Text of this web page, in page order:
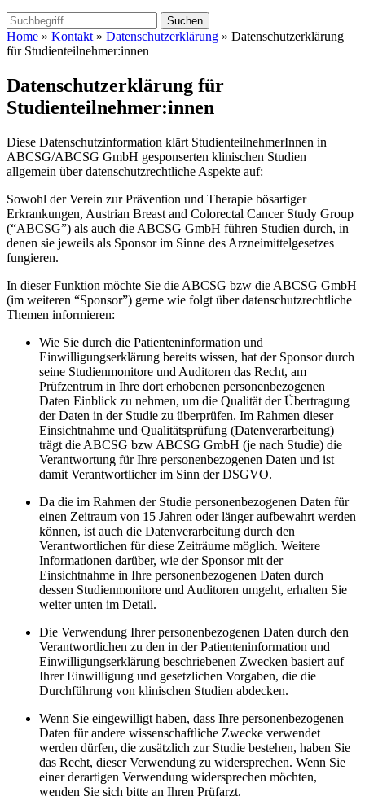
Home » Kontakt » Datenschutzerklärung » Datenschutzerklärung
für Studienteilnehmer:innen
Datenschutzerklärung für
Studienteilnehmer:innen
Diese Datenschutzinformation klärt StudienteilnehmerInnen in
ABCSG/ABCSG GmbH gesponserten klinischen Studien
allgemein über datenschutzrechtliche Aspekte auf:
Sowohl der Verein zur Prävention und Therapie bösartiger
Erkrankungen, Austrian Breast and Colorectal Cancer Study Group
(“ABCSG”) als auch die ABCSG GmbH führen Studien durch, in
denen sie jeweils als Sponsor im Sinne des Arzneimittelgesetzes
fungieren.
In dieser Funktion möchte Sie die ABCSG bzw die ABCSG GmbH
(im weiteren “Sponsor”) gerne wie folgt über datenschutzrechtliche
Themen informieren:
Wie Sie durch die Patienteninformation und
Einwilligungserklärung bereits wissen, hat der Sponsor durch
seine Studienmonitore und Auditoren das Recht, am
Prüfzentrum in Ihre dort erhobenen personenbezogenen
Daten Einblick zu nehmen, um die Qualität der Übertragung
der Daten in der Studie zu überprüfen. Im Rahmen dieser
Einsichtnahme und Qualitätsprüfung (Datenverarbeitung)
trägt die ABCSG bzw ABCSG GmbH (je nach Studie) die
Verantwortung für Ihre personenbezogenen Daten und ist
damit Verantwortlicher im Sinn der DSGVO.
Da die im Rahmen der Studie personenbezogenen Daten für
einen Zeitraum von 15 Jahren oder länger aufbewahrt werden
können, ist auch die Datenverarbeitung durch den
Verantwortlichen für diese Zeiträume möglich. Weitere
Informationen darüber, wie der Sponsor mit der
Einsichtnahme in Ihre personenbezogenen Daten durch
dessen Studienmonitore und Auditoren umgeht, erhalten Sie
weiter unten im Detail.
Die Verwendung Ihrer personenbezogenen Daten durch den
Verantwortlichen zu den in der Patienteninformation und
Einwilligungserklärung beschriebenen Zwecken basiert auf
Ihrer Einwilligung und gesetzlichen Vorgaben, die die
Durchführung von klinischen Studien abdecken.
Wenn Sie eingewilligt haben, dass Ihre personenbezogenen
Daten für andere wissenschaftliche Zwecke verwendet
werden dürfen, die zusätzlich zur Studie bestehen, haben Sie
das Recht, dieser Verwendung zu widersprechen. Wenn Sie
einer derartigen Verwendung widersprechen möchten,
wenden Sie sich bitte an Ihren Prüfarzt.